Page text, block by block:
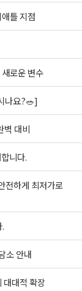
틀 지점
로운 변수
나요?🥗]
대비
니다.
전하게 최저가로
소 안내
대적 확장